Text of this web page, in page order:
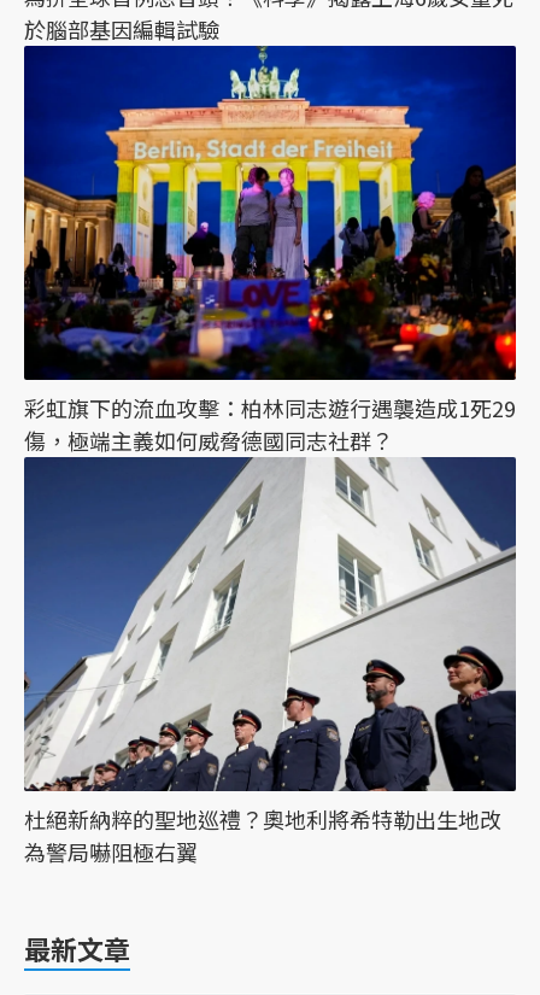
於腦部基因編輯試驗
彩虹旗下的流血攻擊：柏林同志遊行遇襲造成1死29
傷，極端主義如何威脅德國同志社群？
杜絕新納粹的聖地巡禮？奧地利將希特勒出生地改
為警局嚇阻極右翼
最新文章